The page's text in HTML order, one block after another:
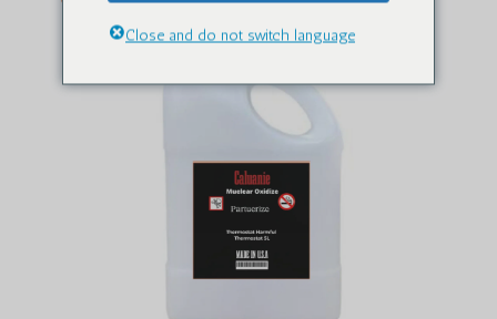
Close and do not switch language